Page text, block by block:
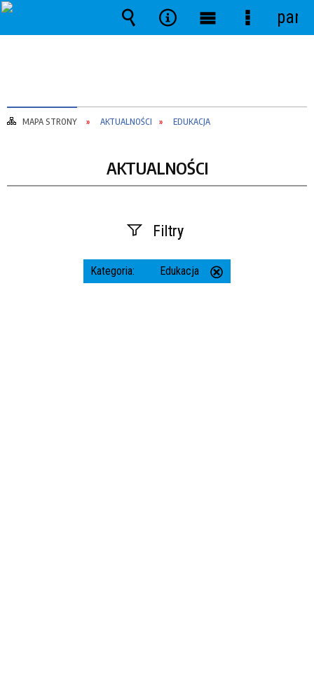
MAPA STRONY AKTUALNOŚCI EDUKACJA
AKTUALNOŚCI
Filtry
Szukana fraza
Kategoria: Edukacja
Wyszukiwarka
Narzędzia
MenuMenu